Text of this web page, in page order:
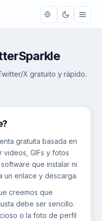
X gratuito y rápido.
gratuita basada en
GIFs y fotos
que instalar ni
enlace y descarga.
creemos que
debe ser sencillo.
o la foto de perfil